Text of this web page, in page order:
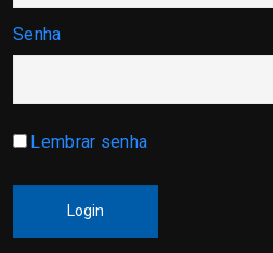
Senha
Lembrar senha
Login